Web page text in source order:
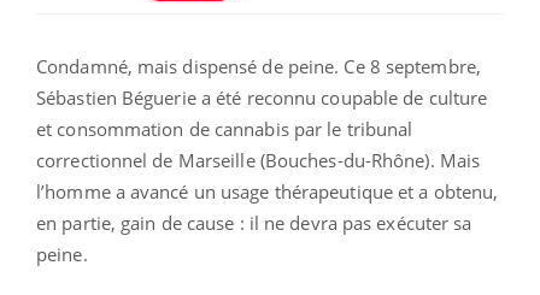
Condamné, mais dispensé de peine. Ce 8 septembre,
Sébastien Béguerie a été reconnu coupable de culture
et consommation de cannabis par le tribunal
correctionnel de Marseille (Bouches-du-Rhône). Mais
l’homme a avancé un usage thérapeutique et a obtenu,
en partie, gain de cause : il ne devra pas exécuter sa
peine.